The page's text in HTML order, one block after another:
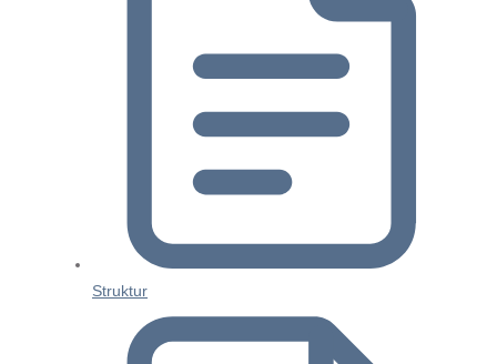
Struktur